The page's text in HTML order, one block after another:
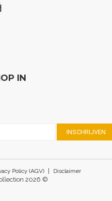
IN
INSCHRIJVEN
Policy (AGV) Disclaimer
2026 ©